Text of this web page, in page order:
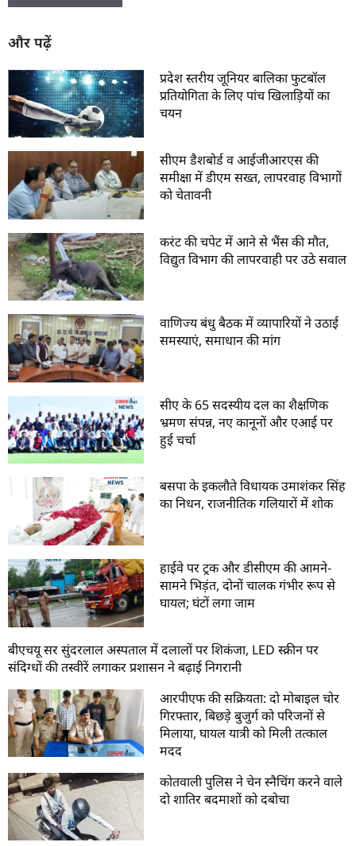
और पढ़ें
प्रदेश स्तरीय जूनियर बालिका फुटबॉल
प्रतियोगिता के लिए पांच खिलाड़ियों का
चयन
सीएम डैशबोर्ड व आईजीआरएस की
समीक्षा में डीएम सख्त, लापरवाह विभागों
को चेतावनी
करंट की चपेट में आने से भैंस की मौत,
विद्युत विभाग की लापरवाही पर उठे सवाल
वाणिज्य बंधु बैठक में व्यापारियों ने उठाई
समस्याएं, समाधान की मांग
सीए के 65 सदस्यीय दल का शैक्षणिक
भ्रमण संपन्न, नए कानूनों और एआई पर
हुई चर्चा
बसपा के इकलौते विधायक उमाशंकर सिंह
का निधन, राजनीतिक गलियारों में शोक
हाईवे पर ट्रक और डीसीएम की आमने-
सामने भिड़ंत, दोनों चालक गंभीर रूप से
घायल; घंटों लगा जाम
बीएचयू सर सुंदरलाल अस्पताल में दलालों पर शिकंजा, LED स्क्रीन पर
संदिग्धों की तस्वीरें लगाकर प्रशासन ने बढ़ाई निगरानी
आरपीएफ की सक्रियता: दो मोबाइल चोर
गिरफ्तार, बिछड़े बुजुर्ग को परिजनों से
मिलाया, घायल यात्री को मिली तत्काल
मदद
कोतवाली पुलिस ने चेन स्नैचिंग करने वाले
दो शातिर बदमाशों को दबोचा